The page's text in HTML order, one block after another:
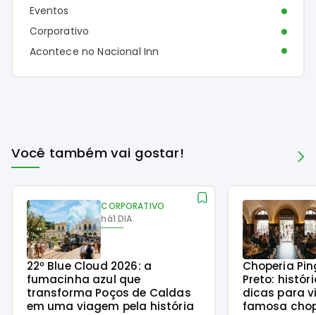
Eventos
Corporativo
Acontece no Nacional Inn
Você também vai gostar!
CORPORATIVO
há1 DIA
22º Blue Cloud 2026: a
fumacinha azul que
transforma Poços de Caldas
em uma viagem pela história
Choperia
Preto:
dicas para
famosa